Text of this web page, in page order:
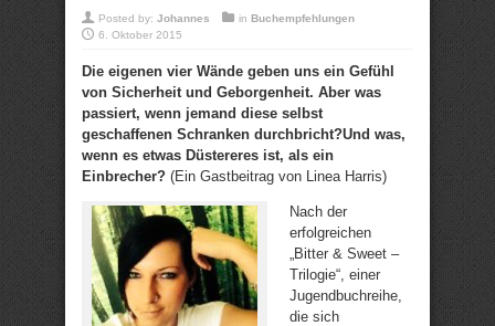
Posted by: Johannes in Buchempfehlungen
6. Oktober 2015
Die eigenen vier Wände geben uns ein Gefühl
von Sicherheit und Geborgenheit. Aber was
passiert, wenn jemand diese selbst
geschaffenen Schranken durchbricht?Und was,
wenn es etwas Düstereres ist, als ein
Einbrecher? (Ein Gastbeitrag von Linea Harris)
Nach der
erfolgreichen
„Bitter & Sweet –
Trilogie“, einer
Jugendbuchreihe,
die sich